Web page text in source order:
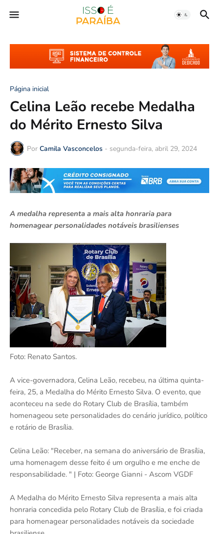
Página inicial
Celina Leão recebe Medalha
do Mérito Ernesto Silva
Por Camila Vasconcelos - segunda-feira, abril 29, 2024
A medalha representa a mais alta honraria para
homenagear personalidades notáveis brasilienses
Foto: Renato Santos.
A vice-governadora, Celina Leão, recebeu, na última quinta-
feira, 25, a Medalha do Mérito Ernesto Silva. O evento, que
aconteceu na sede do Rotary Club de Brasília, também
homenageou sete personalidades do cenário jurídico, político
e rotário de Brasília.
Celina Leão: "Receber, na semana do aniversário de Brasília,
uma homenagem desse feito é um orgulho e me enche de
responsabilidade. " | Foto: George Gianni - Ascom VGDF
A Medalha do Mérito Ernesto Silva representa a mais alta
honraria concedida pelo Rotary Club de Brasília, e foi criada
para homenagear personalidades notáveis da sociedade